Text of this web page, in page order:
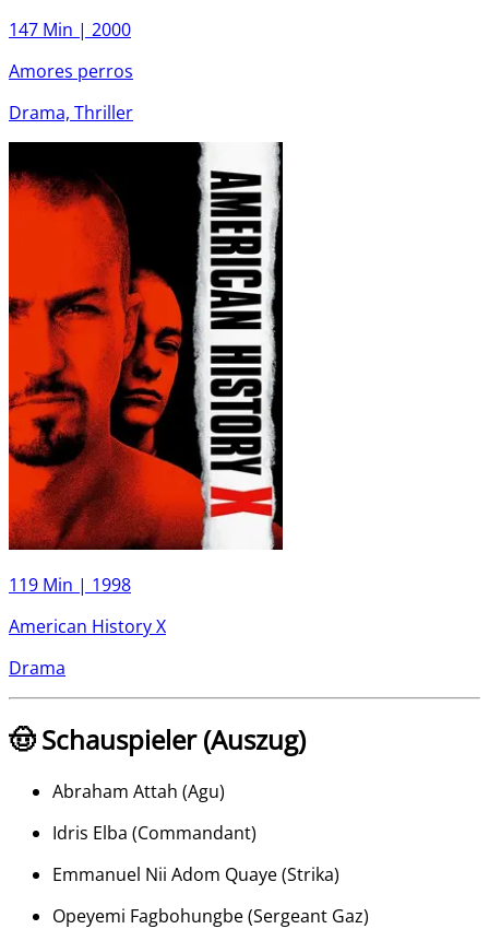
147 Min | 2000
Amores perros
Drama, Thriller
119 Min | 1998
American History X
Drama
🤠 Schauspieler (Auszug)
Abraham Attah (Agu)
Idris Elba (Commandant)
Emmanuel Nii Adom Quaye(Strika)
Opeyemi Fagbohungbe(Sergeant Gaz)